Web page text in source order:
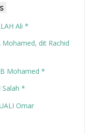
Ali *
Mohamed, dit Rachid
Mohamed *
Salah *
Omar